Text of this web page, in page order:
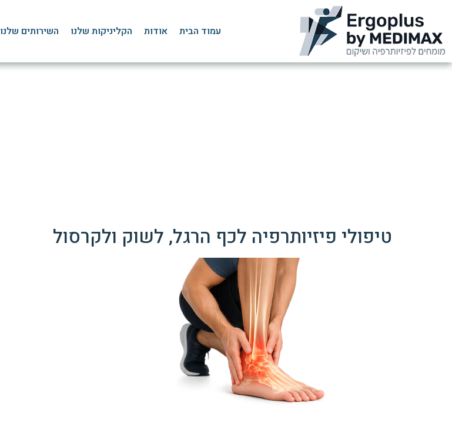
עמוד הבית אודות הקליניקות שלנו השירותים שלנו
טיפולי פיזיותרפיה לכף הרגל, לשוק ולקרסול